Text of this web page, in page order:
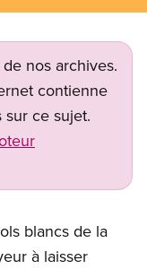
nos archives.
contienne
ce sujet.
blancs de la
à laisser